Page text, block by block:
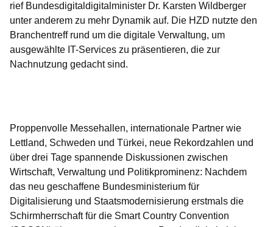
rief Bundesdigitaldigitalminister Dr. Karsten Wildberger
unter anderem zu mehr Dynamik auf. Die HZD nutzte den
Branchentreff rund um die digitale Verwaltung, um
ausgewählte IT-Services zu präsentieren, die zur
Nachnutzung gedacht sind.
Proppenvolle Messehallen, internationale Partner wie
Lettland, Schweden und Türkei, neue Rekordzahlen und
über drei Tage spannende Diskussionen zwischen
Wirtschaft, Verwaltung und Politikprominenz: Nachdem
das neu geschaffene Bundesministerium für
Digitalisierung und Staatsmodernisierung erstmals die
Schirmherrschaft für die Smart Country Convention